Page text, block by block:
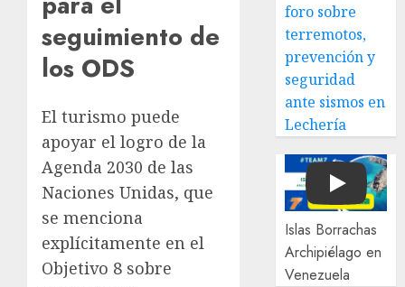
seguimiento de
los ODS
El turismo puede
apoyar el logro de la
Agenda 2030 de las
Naciones Unidas, que
se menciona
explícitamente en el
Objetivo 8 sobre
foro sobre
terremotos,
prevención y
seguridad
ante sismos en
Lechería
Play
Islas Borrachas
Archipiélago en
Venezuela